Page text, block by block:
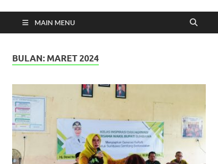
MAIN MENU
BULAN: MARET 2024